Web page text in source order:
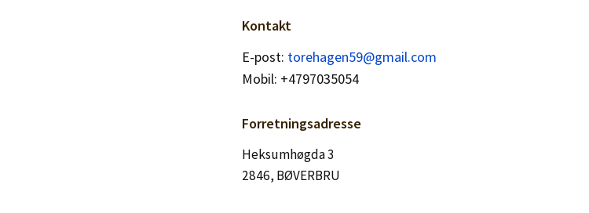
Kontakt
E-post: torehagen59@gmail.com
Mobil: +4797035054
Forretningsadresse
Heksumhøgda 3
2846, BØVERBRU